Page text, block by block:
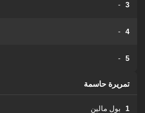
3
-
4
-
5
-
تمريرة حاسمة
1 بول مالين